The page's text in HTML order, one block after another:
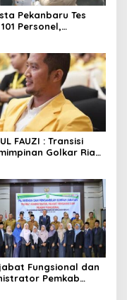
Pekanbaru Tes
Personel,
FAUZI : Transisi
Golkar Riau
Fungsional dan
Pemkab